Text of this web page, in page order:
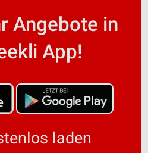
Angebote in
App!
laden